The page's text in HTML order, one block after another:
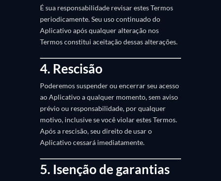
É sua responsabilidade revisar estes Termos
periodicamente. Seu uso continuado do
Aplicativo após qualquer alteração nos
Termos constitui aceitação dessas alterações.
4. Rescisão
Poderemos suspender ou encerrar seu acesso
ao Aplicativo a qualquer momento, sem aviso
prévio ou responsabilidade, por qualquer
motivo, inclusive se você violar estes Termos.
Após a rescisão, seu direito de usar o
Aplicativo cessará imediatamente.
5. Isenção de garantias